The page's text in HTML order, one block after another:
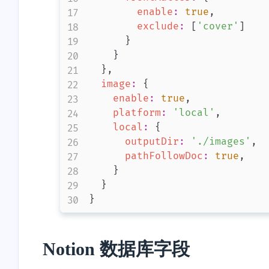
互动
enable : true ,
exclude : [ 'cover' ]
}
}
} ,
image :
{
enable : true ,
platform : 'local' ,
local :
{
outputDir : './images' ,
pathFollowDoc : true ,
}
}
}
Notion 数据库字段